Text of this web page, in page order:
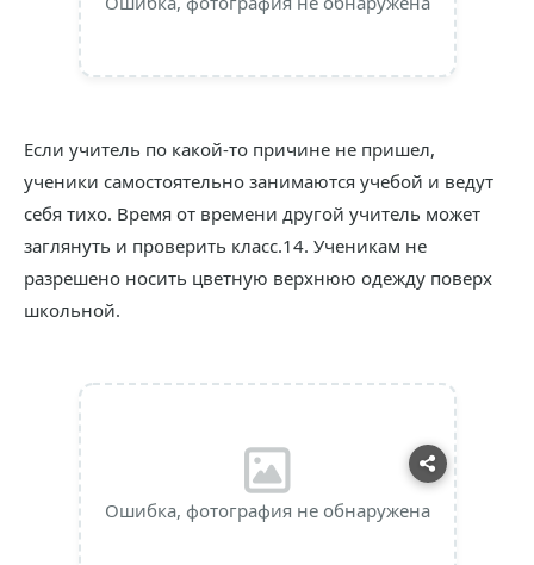
Если учитель по какой-то причине не пришел,
ученики самостоятельно занимаются учебой и ведут
себя тихо. Время от времени другой учитель может
заглянуть и проверить класс.14. Ученикам не
разрешено носить цветную верхнюю одежду поверх
школьной.
Ошибка, фотография не обнаружена